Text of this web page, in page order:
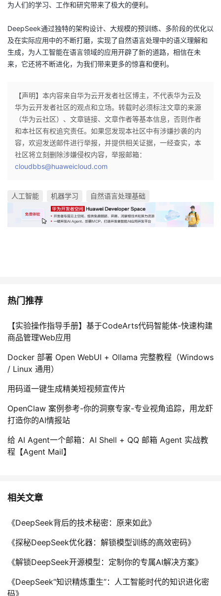
为人们的学习、工作和研究带来了极大的便利。
DeepSeek通过独特的架构设计、大规模的预训练、多阶段的优化以
及在实际应用中的不断打磨，实现了自然语言处理中的语义理解和
生成，为人工智能在语言领域的应用开辟了新的道路，相信在未
来，它还将不断进化，为我们带来更多的惊喜和便利。
【声明】本内容来自华为云开发者社区博主，不代表华为云及
华为云开发者社区的观点和立场。转载时必须标注文章的来源
（华为云社区）、文章链接、文章作者等基本信息，否则作者
和本社区有权追究责任。如果您发现本社区中有涉嫌抄袭的内
容，欢迎发送邮件进行举报，并提供相关证据，一经查实，本
社区将立刻删除涉嫌侵权内容，举报邮箱：
cloudbbs@huaweicloud.com
人工智能 机器学习 自然语言处理基础
热门推荐
【实验操作指导手册】基于CodeArts代码智能体-快速构建
商品管理Web应用
Docker 部署 Open WebUI + Ollama 完整教程（Windows
/ Linux 通用）
用码道一键生成精美短视频宣传片
OpenClaw 案例参考-你的洞察专家-专业视角追踪，用龙虾
打造你的AI情报站
给 AI Agent一个邮箱：AI Shell + QQ 邮箱 Agent 实战教
程【Agent Mail】
相关文章
《DeepSeek背后的技术秘密：原来如此》
《探秘DeepSeek优化器：解锁模型训练的高效密码》
《解锁DeepSeek开源模型：定制你的专属AI解决方案》
《DeepSeek“知识精炼重生”：人工智能时代的知识进化密
码》